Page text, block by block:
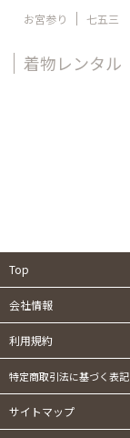
お宮参り 七五三
着物レンタル
Top
会社情報
利用規約
特定商取引法に基づく表記
サイトマップ